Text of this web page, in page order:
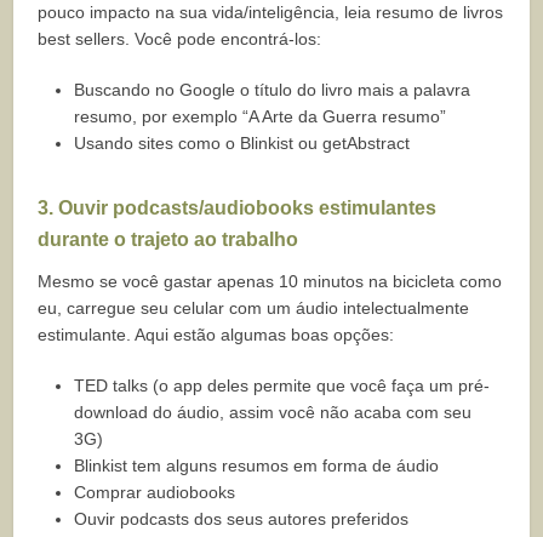
pouco impacto na sua vida/inteligência, leia resumo de livros
best sellers. Você pode encontrá-los:
Buscando no Google o título do livro mais a palavra
resumo, por exemplo “A Arte da Guerra resumo”
Usando sites como o Blinkist ou getAbstract
3.Ouvir podcasts/audiobooks estimulantes
durante o trajeto ao trabalho
Mesmo se você gastar apenas 10 minutos na bicicleta como
eu, carregue seu celular com um áudio intelectualmente
estimulante. Aqui estão algumas boas opções:
TED talks (o app deles permite que você faça um pré-
download do áudio, assim você não acaba com seu
3G)
Blinkist tem alguns resumos em forma de áudio
Comprar audiobooks
Ouvir podcasts dos seus autores preferidos